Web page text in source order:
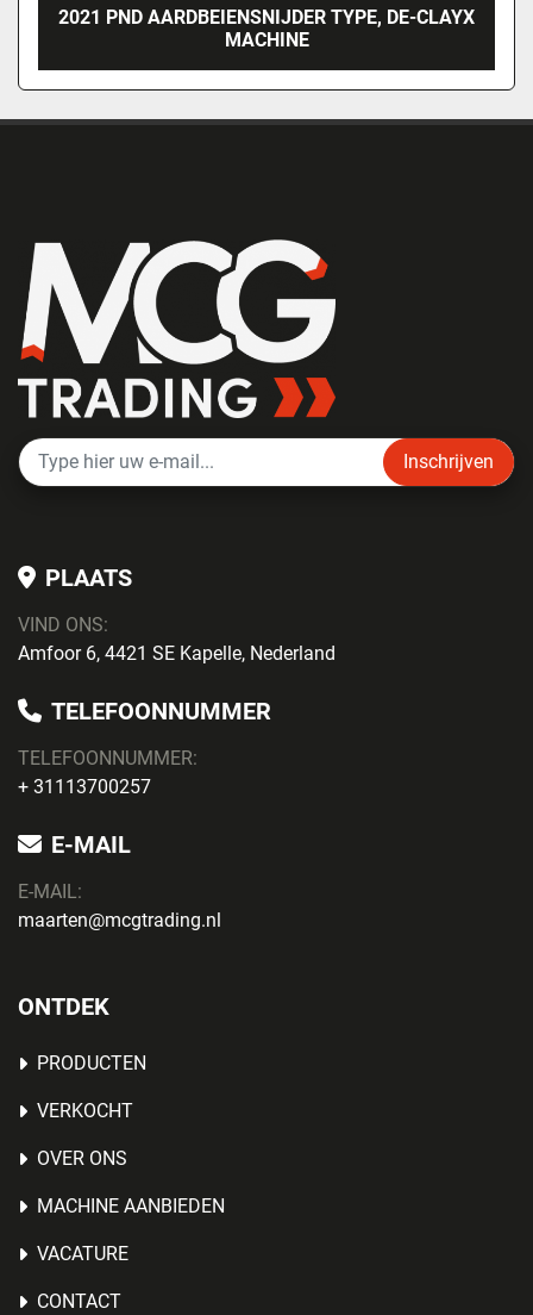
2021 PND AARDBEIENSNIJDER TYPE, DE-CLAYX
MACHINE
Inschrijven
PLAATS
VIND ONS:
Amfoor 6, 4421 SE Kapelle, Nederland
TELEFOONNUMMER
TELEFOONNUMMER:
+ 31113700257
E-MAIL
E-MAIL:
maarten@mcgtrading.nl
ONTDEK
PRODUCTEN
VERKOCHT
OVER ONS
MACHINE AANBIEDEN
VACATURE
CONTACT